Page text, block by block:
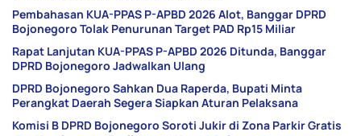
Pembahasan KUA-PPAS P-APBD 2026 Alot, Banggar DPRD
Bojonegoro Tolak Penurunan Target PAD Rp15 Miliar
Rapat Lanjutan KUA-PPAS P-APBD 2026 Ditunda, Banggar
DPRD Bojonegoro Jadwalkan Ulang
DPRD Bojonegoro Sahkan Dua Raperda, Bupati Minta
Perangkat Daerah Segera Siapkan Aturan Pelaksana
Komisi B DPRD Bojonegoro Soroti Jukir di Zona Parkir Gratis